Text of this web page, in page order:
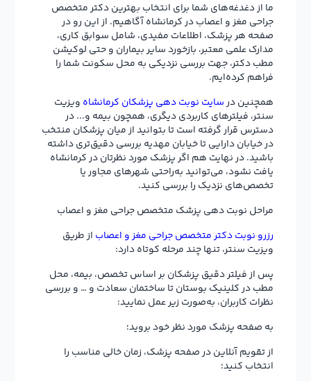
ما از دغدغه‌های شما برای انتخاب بهترین دکتر متخصص
جراحی مغز و اعصاب در کرمانشاه آگاهیم. از این رو در
صفحه هر پزشک، اطلاعات مفیدی، شامل سوابق کاری،
مدارک علمی معتبر، بازخورد سایر بیماران و حتی لوکیشن
مطب دکتر، جهت بررسی نزدیکی به محل سکونت شما را
فراهم کرده‌ایم.
همچنین درسایت نوبت دهی پزشکان کرمانشاه ویزیت
سنتر، فیلترهای کاربردی دیگری، همچون بیمه و... در
دسترس قرار گرفته است تا بتوانید از میان پزشکان منتخب
در خیابان دارایی تا خیابان مهدیه بررسی دقیق‌تری داشته
باشید. در نهایت هم اگر پزشک مورد نظرتان در کرمانشاه
یافت نشود، می‌توانید به‌راحتی شهرهای مجاور یا
تخصص‌های نزدیک را بررسی کنید.
مراحل نوبت دهی پزشک متخصص جراحی مغز و اعصاب
رزرو نوبت دکتر متخصص جراحی مغز و اعصاب از طریق
ویزیت سنتر، تنها چند مرحله کوتاه دارد:
پس از فیلتر دقیق پزشکان بر اساس تخصص، بیمه، محل
مطب در کلینیک بوستان تا ساختمان سعادت و … و بررسی
نظرات کاربران، به‌صورت زیر عمل نمایید:
به صفحه پزشک مورد نظر خود بروید؛
از تقویم آنلاین در صفحه پزشک، زمان خالی مناسب را
انتخاب کنید؛